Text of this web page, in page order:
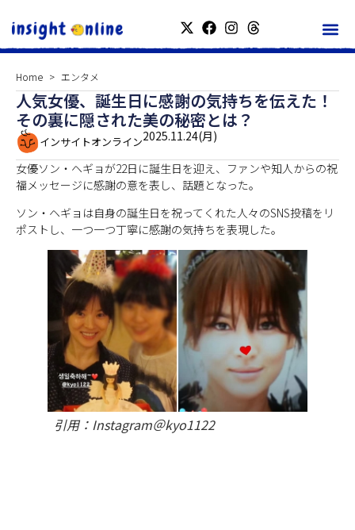
Home エンタメ
人気女優、誕生日に感謝の気持ちを伝えた！
その裏に隠された美の秘密とは？
インサイトオンライン2025.11.24(月)
女優ソン・ヘギョが22日に誕生日を迎え、ファンや知人からの祝
福メッセージに感謝の意を表し、話題となった。
ソン・ヘギョは自身の誕生日を祝ってくれた人々のSNS投稿をリ
ポストし、一つ一つ丁寧に感謝の気持ちを表現した。
引用：Instagram＠kyo1122